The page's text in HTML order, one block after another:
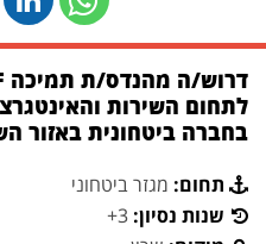
לתחום השירות
בחברה ביטחונית באזור
תחום: מגזר ביטחוני
שנות נסיון: 3+